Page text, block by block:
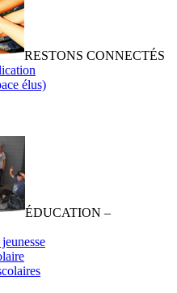
RESTONS CONNECTÉS
élus)
ÉDUCATION –